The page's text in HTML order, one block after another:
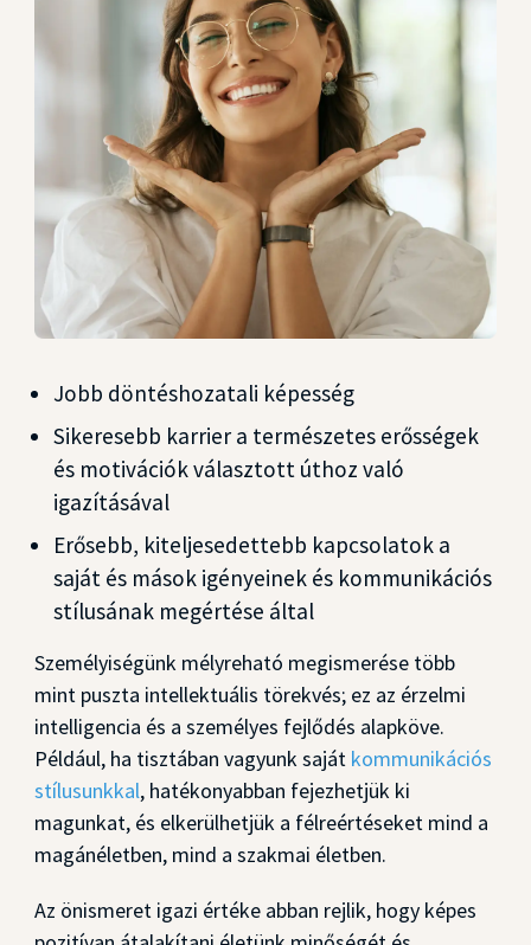
Jobb döntéshozatali képesség
Sikeresebb karrier a természetes erősségek
és motivációk választott úthoz való
igazításával
Erősebb, kiteljesedettebb kapcsolatok a
saját és mások igényeinek és kommunikációs
stílusának megértése által
Személyiségünk mélyreható megismerése több
mint puszta intellektuális törekvés; ez az érzelmi
intelligencia és a személyes fejlődés alapköve.
Például, ha tisztában vagyunk saját kommunikációs
stílusunkkal, hatékonyabban fejezhetjük ki
magunkat, és elkerülhetjük a félreértéseket mind a
magánéletben, mind a szakmai életben.
Az önismeret igazi értéke abban rejlik, hogy képes